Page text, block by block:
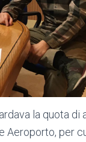
la quota di
Aeroporto, per